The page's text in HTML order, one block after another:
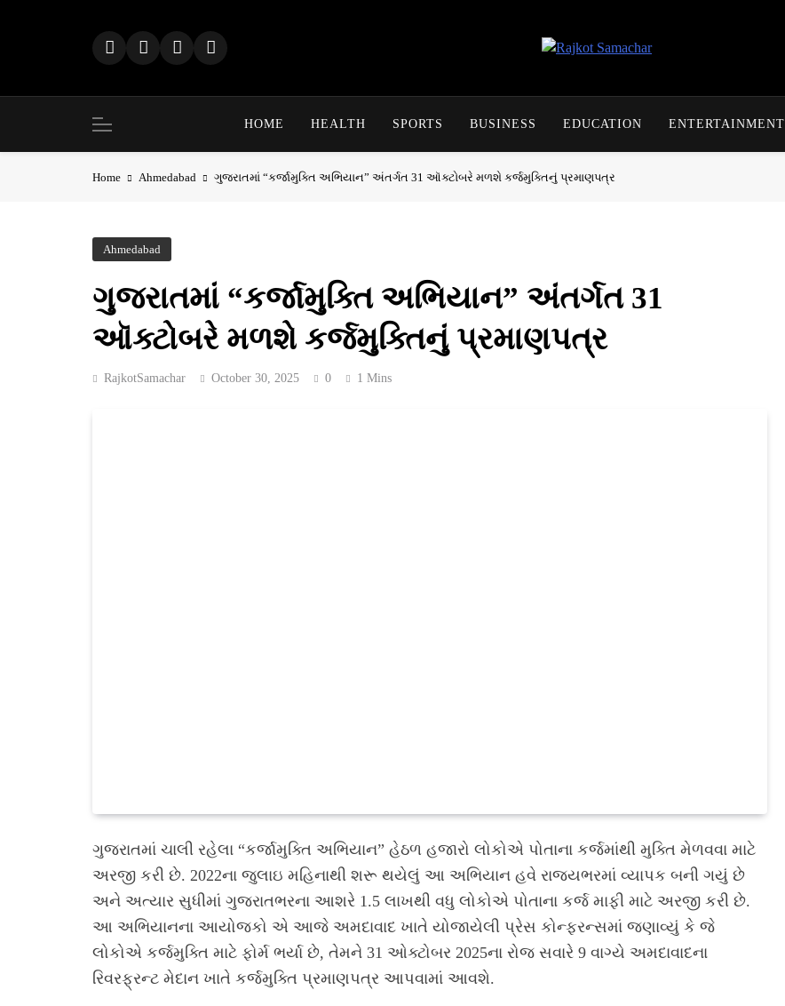
HOME HEALTH SPORTS BUSINESS EDUCATION ENTERTAINMENT
Home Ahmedabad ગુજરાતમાં “કર્જામુક્તિ અભિયાન” અંતર્ગત 31 ઑક્ટોબરે મળશે કર્જમુક્તિનું પ્રમાણપત્ર
Ahmedabad
ગુજરાતમાં “કર્જામુક્તિ અભિયાન” અંતર્ગત 31
ઑક્ટોબરે મળશે કર્જમુક્તિનું પ્રમાણપત્ર
RajkotSamachar October 30, 2025 0 1 Mins
ગુજરાતમાં ચાલી રહેલા “કર્જામુક્તિ અભિયાન” હેઠળ હજારો લોકોએ પોતાના કર્જમાંથી મુક્તિ મેળવવા માટે
અરજી કરી છે. 2022ના જુલાઇ મહિનાથી શરૂ થયેલું આ અભિયાન હવે રાજ્યભરમાં વ્યાપક બની ગયું છે
અને અત્યાર સુધીમાં ગુજરાતભરના આશરે 1.5 લાખથી વધુ લોકોએ પોતાના કર્જ માફી માટે અરજી કરી છે.
આ અભિયાનના આયોજકો એ આજે અમદાવાદ ખાતે યોજાયેલી પ્રેસ કોન્ફરન્સમાં જણાવ્યું કે જે
લોકોએ કર્જમુક્તિ માટે ફોર્મ ભર્યા છે, તેમને 31 ઓક્ટોબર 2025ના રોજ સવારે 9 વાગ્યે અમદાવાદના
રિવરફ્રન્ટ મેદાન ખાતે કર્જમુક્તિ પ્રમાણપત્ર આપવામાં આવશે.